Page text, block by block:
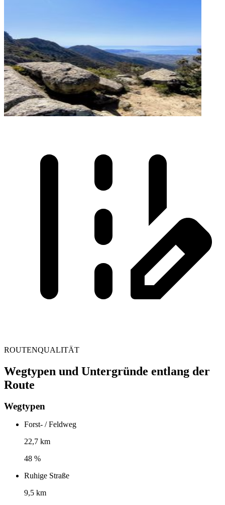
ROUTENQUALITÄT
Wegtypen und Untergründe entlang der
Route
Wegtypen
Forst- / Feldweg
22,7 km
48 %
Ruhige Straße
9,5 km